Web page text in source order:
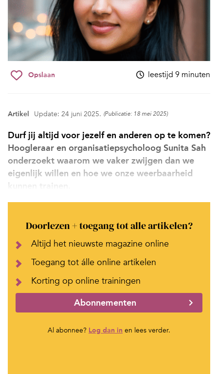
Opslaan leestijd 9 minuten
Artikel Update: 24 juni 2025. (Publicatie: 18 mei 2025)
Durf jij altijd voor jezelf en anderen op te komen?
Hoogleraar en organisatiepsycholoog Sunita Sah
onderzoekt waarom we vaker zwijgen dan we
eigenlijk willen en hoe we onze weerbaarheid
kunnen trainen.
Doorlezen + toegang tot alle artikelen?
Altijd het nieuwste magazine online
Toegang tot álle online artikelen
Korting op online trainingen
Abonnementen
Al abonnee? Log dan in en lees verder.